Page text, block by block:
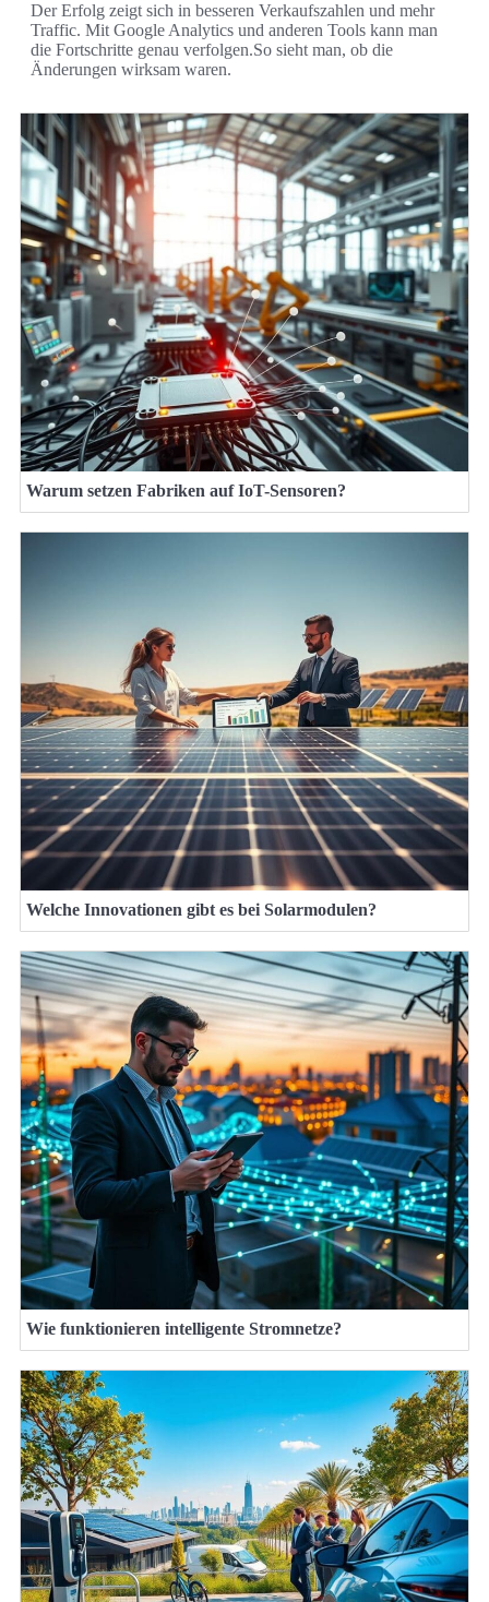
Der Erfolg zeigt sich in besseren Verkaufszahlen und mehr
Traffic. Mit Google Analytics und anderen Tools kann man
die Fortschritte genau verfolgen.So sieht man, ob die
Änderungen wirksam waren.
Warum setzen Fabriken auf IoT-Sensoren?
Welche Innovationen gibt es bei Solarmodulen?
Wie funktionieren intelligente Stromnetze?